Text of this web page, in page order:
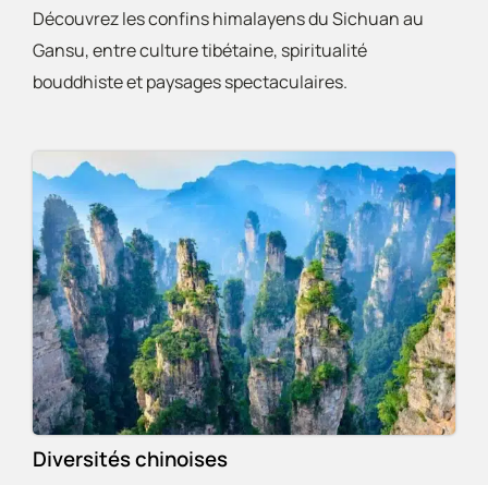
Découvrez les confins himalayens du Sichuan au
Gansu, entre culture tibétaine, spiritualité
bouddhiste et paysages spectaculaires.
Diversités chinoises